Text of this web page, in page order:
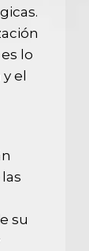
lo
el
su